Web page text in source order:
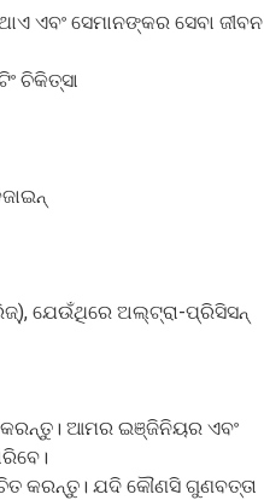
ଏବଂ ସେମାନଙ୍କର ସେବା ଜୀବନ
ଚିକିତ୍ସା
ଯେଉଁଥିରେ ଅଲ୍ଟ୍ରା-ପ୍ରିସିସନ୍
କରନ୍ତୁ। ଆମର ଇଞ୍ଜିନିୟର ଏବଂ
କରନ୍ତୁ। ଯଦି କୌଣସି ଗୁଣବତ୍ତା